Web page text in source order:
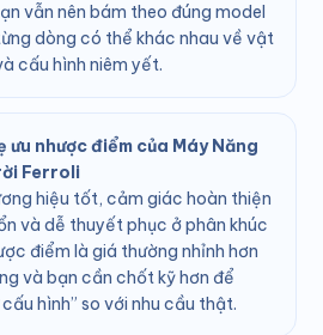
vẫn nên bám theo đúng model
dòng có thể khác nhau về vật
cấu hình niêm yết.
ưu nhược điểm của Máy Năng
Ferroli
hiệu tốt, cảm giác hoàn thiện
và dễ thuyết phục ở phân khúc
điểm là giá thường nhỉnh hơn
và bạn cần chốt kỹ hơn để
hình” so với nhu cầu thật.